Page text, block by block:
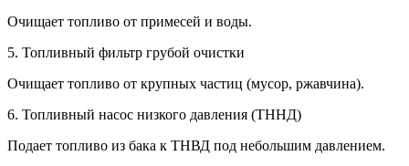
Очищает топливо от примесей и воды.
5. Топливный фильтр грубой очистки
Очищает топливо от крупных частиц (мусор, ржавчина).
6. Топливный насос низкого давления (ТННД)
Подает топливо из бака к ТНВД под небольшим давлением.